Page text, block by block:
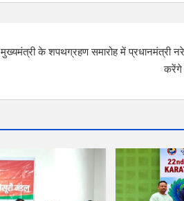
मुख्यमंत्री के शपथग्रहण समारोह में प्रधानमंत्री
करेंगे